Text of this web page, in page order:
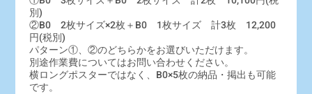
別)
②B0 2枚サイズ×2枚＋B0 1枚サイズ 計3枚 12,200
円(税別)
パターン①、②のどちらかをお選びいただけます。
別途作業費についてはお問い合わせください。
横ロングポスターではなく、B0×5枚の納品・掲出も可能
です。